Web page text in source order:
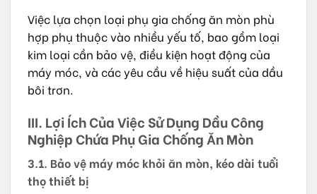
Việc lựa chọn loại phụ gia chống ăn mòn phù
hợp phụ thuộc vào nhiều yếu tố, bao gồm loại
kim loại cần bảo vệ, điều kiện hoạt động của
máy móc, và các yêu cầu về hiệu suất của dầu
bôi trơn.
III. Lợi Ích Của Việc Sử Dụng Dầu Công
Nghiệp Chứa Phụ Gia Chống Ăn Mòn
3.1. Bảo vệ máy móc khỏi ăn mòn, kéo dài tuổi
thọ thiết bị